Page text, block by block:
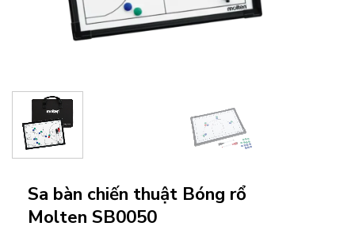
Sa bàn chiến thuật Bóng rổ
Molten SB0050